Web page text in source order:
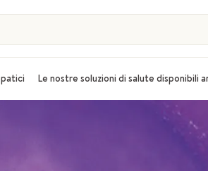
Le nostre soluzioni di salute disponibili